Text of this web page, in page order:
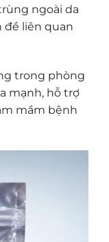
ngoài da
đề liên quan
trong phòng
mạnh, hỗ trợ
mầm bệnh